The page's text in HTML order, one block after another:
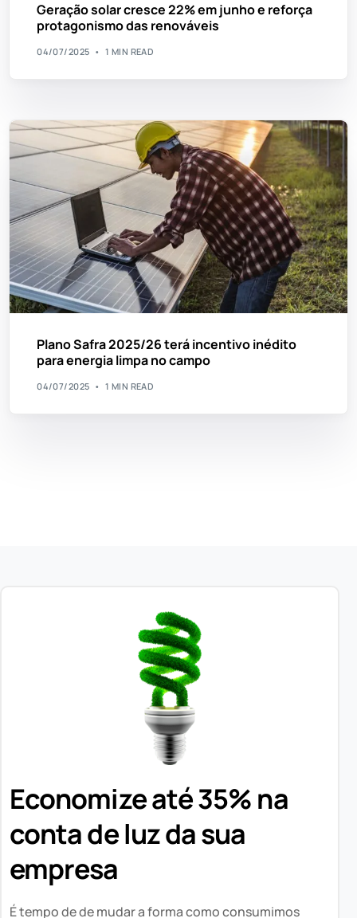
Geração solar cresce 22% em junho e reforça
protagonismo das renováveis
04/07/2025 1 MIN READ
Plano Safra 2025/26 terá incentivo inédito
para energia limpa no campo
04/07/2025 1 MIN READ
Economize até 35% na
conta de luz da sua
empresa
É tempo de de mudar a forma como consumimos